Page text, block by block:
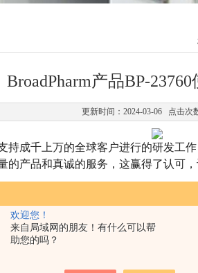
欢迎您！
来自局域网的朋友！有什么可以帮
助您的吗？
BroadPharm产品BP-
更新时间：2024-03-06 点击次
持成千上万的全球客户进行的研发工
的产品和真诚的服务，这赢得了认可
量的PEG接头、Click Chemistry试剂
2009年，生产超过2000种分散的，高
治疗、药物递送和诊断领域。